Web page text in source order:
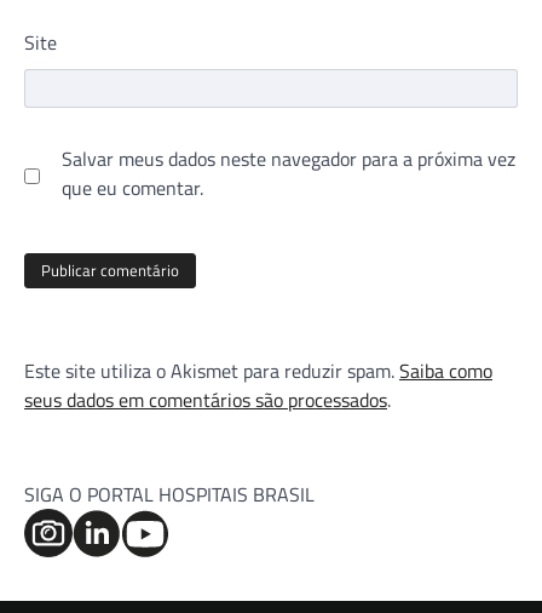
Site
Salvar meus dados neste navegador para a próxima vez
que eu comentar.
Este site utiliza o Akismet para reduzir spam.Saiba como
seus dados em comentários são processados.
SIGA O PORTAL HOSPITAIS BRASIL